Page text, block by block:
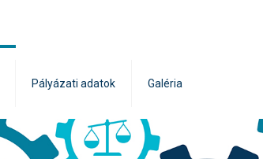
Pályázati adatok Galéria